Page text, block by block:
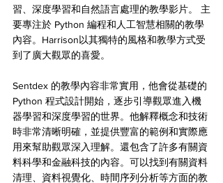
習、深度學習和自然語言處理的教學影片。 主
要專注於 Python 編程和人工智慧相關的教學
內容。Harrison以其獨特的風格和教學方式受
到了廣大觀眾的喜愛。
Sentdex 的教學內容非常實用，他會從基礎的
Python 程式設計開始，逐步引導觀眾進入機
器學習和深度學習的世界。他解釋概念和技術
時非常清晰明確，並提供豐富的範例和實際應
用來幫助觀眾深入理解。還包含了許多有關資
料科學和金融科技的內容。可以找到有關資料
清理、資料視覺化、時間序列分析等方面的教